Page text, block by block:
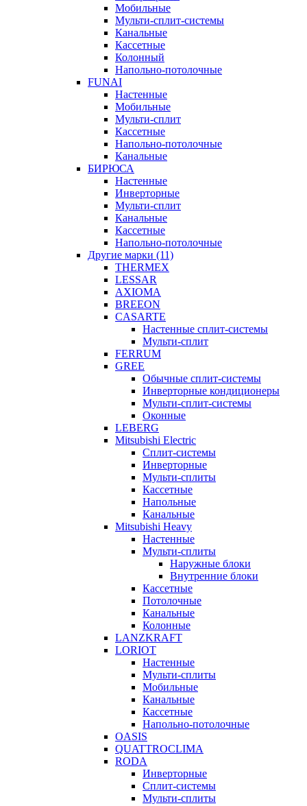
Мобильные
Мульти-сплит-системы
Канальные
Кассетные
Колонный
Напольно-потолочные
FUNAI
Настенные
Мобильные
Мульти-сплит
Кассетные
Напольно-потолочные
Канальные
БИРЮСА
Настенные
Инверторные
Мульти-сплит
Канальные
Кассетные
Напольно-потолочные
Другие марки (11)
THERMEX
LESSAR
AXIOMA
BREEON
CASARTE
Настенные сплит-системы
Мульти-сплит
FERRUM
GREE
Обычные сплит-системы
Инверторные кондиционеры
Мульти-сплит-системы
Оконные
LEBERG
Mitsubishi Electric
Cплит-системы
Инверторные
Мульти-сплиты
Кассетные
Напольные
Канальные
Mitsubishi Heavy
Настенные
Мульти-сплиты
Наружные блоки
Внутренние блоки
Кассетные
Потолочные
Канальные
Колонные
LANZKRAFT
LORIOT
Настенные
Мульти-сплиты
Мобильные
Канальные
Кассетные
Напольно-потолочные
OASIS
QUATTROCLIMA
RODA
Инверторные
Сплит-системы
Мульти-сплиты